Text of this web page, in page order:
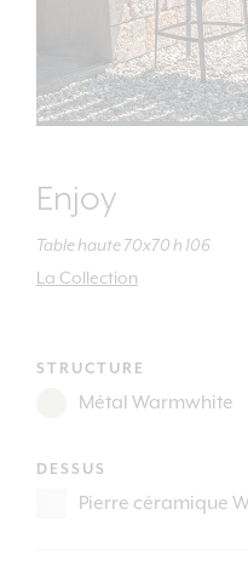
Enjoy
Table haute 70x70 h 106
La Collection
STRUCTURE
DESSUS